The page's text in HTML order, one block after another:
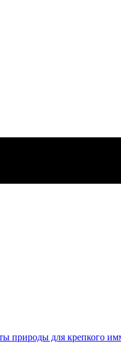
природы для крепкого